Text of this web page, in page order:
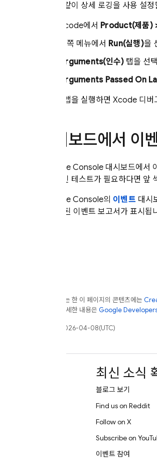
다음과 같이 상세 로깅을 사용 설
Xcode에서 Product(제품)
왼쪽 메뉴에서 Run(실행)을
Arguments(인수) 탭을 선
Arguments Passed On
다음에 앱을 실행하면 Xcode 디
대시보드에서 이
Firebase Console 대시보드에서
즉각적인 테스트가 필요하다면
Firebase Console의 이벤트 대시
동 생성된 이벤트 보고서가 표시됩
달리 명시되지 않는 한 이 페이지의 콘텐츠에는
가 부여됩니다. 자세한 내용은 Google Developers
최종 업데이트: 2026-04-08(UTC)
최신 소식
블로그 보기
Find us on Reddit
Follow on X
Subscribe on
이벤트 참여